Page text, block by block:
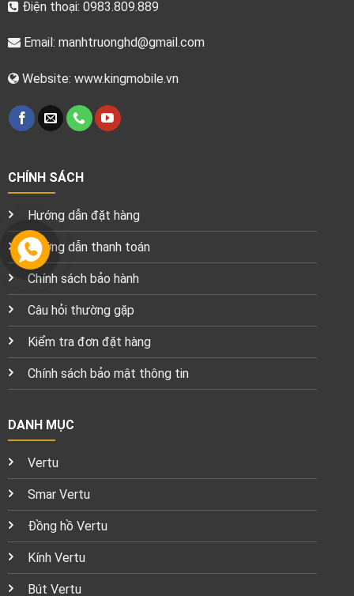
Điện thoại: 0983.809.889
Email: manhtruonghd@gmail.com
Website: www.kingmobile.vn
CHÍNH SÁCH
Hướng dẫn đặt hàng
Hướng dẫn thanh toán
Chính sách bảo hành
Câu hỏi thường gặp
Kiểm tra đơn đặt hàng
Chính sách bảo mật thông tin
DANH MỤC
Vertu
Smar Vertu
Đồng hồ Vertu
Kính Vertu
Bút Vertu